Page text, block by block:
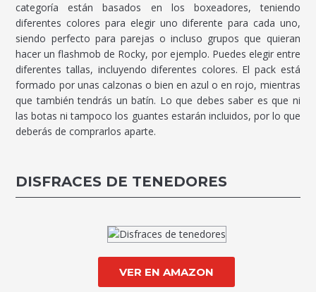
categoría están basados en los boxeadores, teniendo
diferentes colores para elegir uno diferente para cada uno,
siendo perfecto para parejas o incluso grupos que quieran
hacer un flashmob de Rocky, por ejemplo. Puedes elegir entre
diferentes tallas, incluyendo diferentes colores. El pack está
formado por unas calzonas o bien en azul o en rojo, mientras
que también tendrás un batín. Lo que debes saber es que ni
las botas ni tampoco los guantes estarán incluidos, por lo que
deberás de comprarlos aparte.
DISFRACES DE TENEDORES
VER EN AMAZON